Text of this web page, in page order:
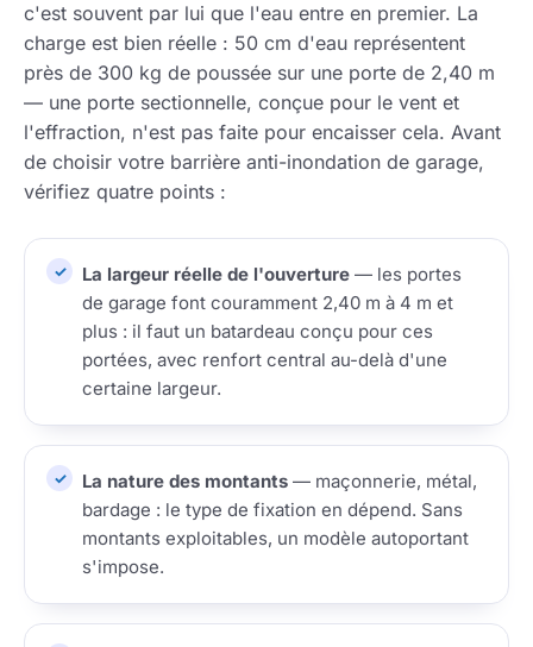
c'est souvent par lui que l'eau entre en premier. La
charge est bien réelle : 50 cm d'eau représentent
près de 300 kg de poussée sur une porte de 2,40 m
— une porte sectionnelle, conçue pour le vent et
l'effraction, n'est pas faite pour encaisser cela. Avant
de choisir votre barrière anti-inondation de garage,
vérifiez quatre points :
La largeur réelle de l'ouverture — les portes
de garage font couramment 2,40 m à 4 m et
plus : il faut un batardeau conçu pour ces
portées, avec renfort central au-delà d'une
certaine largeur.
La nature des montants — maçonnerie, métal,
bardage : le type de fixation en dépend. Sans
montants exploitables, un modèle autoportant
s'impose.